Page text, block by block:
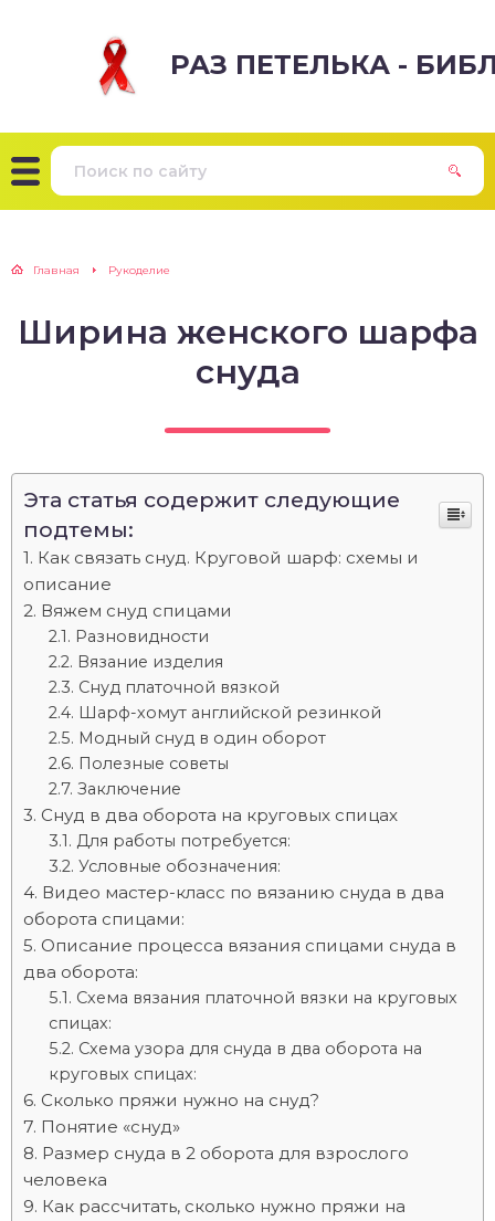
РАЗ ПЕТЕЛЬКА -
Главная Рукоделие
Ширина женского шарфа
снуда
Эта статья содержит следующие
подтемы:
Как связать снуд. Круговой шарф: схемы и
описание
Вяжем снуд спицами
Разновидности
Вязание изделия
Снуд платочной вязкой
Шарф-хомут английской резинкой
Модный снуд в один оборот
Полезные советы
Заключение
Снуд в два оборота на круговых спицах
Для работы потребуется:
Условные обозначения:
Видео мастер-класс по вязанию снуда в два
оборота спицами:
Описание процесса вязания спицами снуда в
два оборота:
Схема вязания платочной вязки на круговых
спицах:
Схема узора для снуда в два оборота на
круговых спицах:
Сколько пряжи нужно на снуд?
Понятие «снуд»
Размер снуда в 2 оборота для взрослого
человека
Как рассчитать, сколько нужно пряжи на